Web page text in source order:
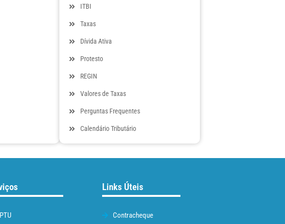
ITBI
Taxas
Dívida Ativa
Protesto
REGIN
Valores de Taxas
Perguntas Frequentes
Calendário Tributário
Links Úteis
Contracheque